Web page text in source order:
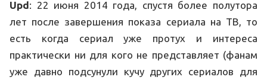
Upd: 22 июня 2014 года, спустя более полутора
лет после завершения показа сериала на ТВ, то
есть когда сериал уже протух и интереса
практически ни для кого не представляет (фанам
уже давно подсунули кучу других сериалов для